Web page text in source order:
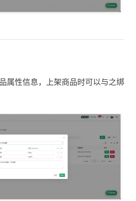
属性信息，上架商品时可以与之绑